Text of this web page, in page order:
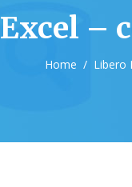
Excel –
Home / Libero